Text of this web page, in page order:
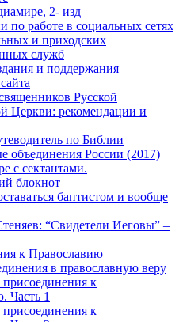
2- изд
по работе в социальных сетях
и приходских
служб
и поддержания
Русской
Церкви: рекомендации и
по Библии
объединения России (2017)
с сектантами.
блокнот
баптистом и вообще
“Свидетели Иеговы” –
к Православию
в православную веру
к
Часть 1
к